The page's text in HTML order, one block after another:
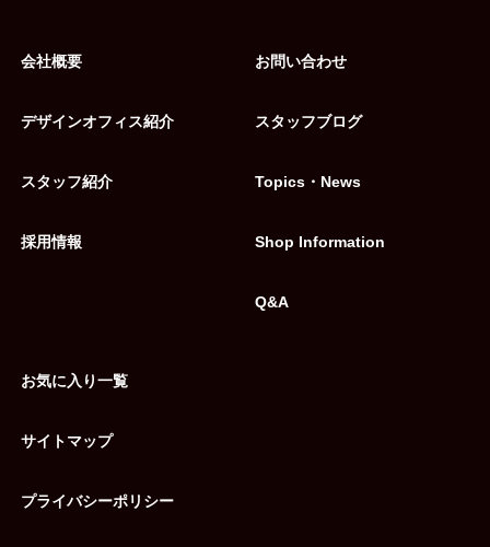
会社概要
デザインオフィス紹介
スタッフ紹介
採用情報
お問い合わせ
スタッフブログ
Topics・News
Shop Information
Q&A
お気に入り一覧
サイトマップ
プライバシーポリシー